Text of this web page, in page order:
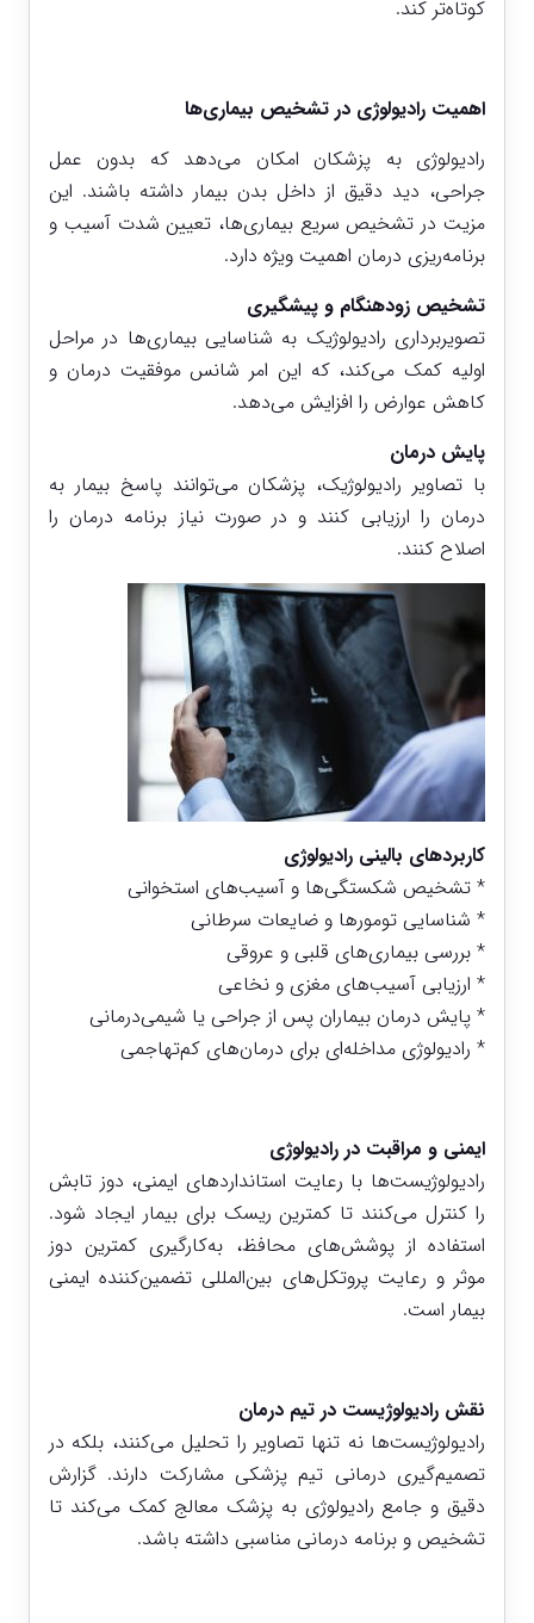
کوتاه‌تر کند.
اهمیت رادیولوژی در تشخیص بیماری‌ها
رادیولوژی به پزشکان امکان می‌دهد که بدون عمل
جراحی، دید دقیق از داخل بدن بیمار داشته باشند. این
مزیت در تشخیص سریع بیماری‌ها، تعیین شدت آسیب و
برنامه‌ریزی درمان اهمیت ویژه دارد.
تشخیص زودهنگام و پیشگیری
تصویربرداری رادیولوژیک به شناسایی بیماری‌ها در مراحل
اولیه کمک می‌کند، که این امر شانس موفقیت درمان و
کاهش عوارض را افزایش می‌دهد.
پایش درمان
با تصاویر رادیولوژیک، پزشکان می‌توانند پاسخ بیمار به
درمان را ارزیابی کنند و در صورت نیاز برنامه درمان را
اصلاح کنند.
کاربردهای بالینی رادیولوژی
* تشخیص شکستگی‌ها و آسیب‌های استخوانی
* شناسایی تومورها و ضایعات سرطانی
* بررسی بیماری‌های قلبی و عروقی
* ارزیابی آسیب‌های مغزی و نخاعی
* پایش درمان بیماران پس از جراحی یا شیمی‌درمانی
* رادیولوژی مداخله‌ای برای درمان‌های کم‌تهاجمی
ایمنی و مراقبت در رادیولوژی
رادیولوژیست‌ها با رعایت استانداردهای ایمنی، دوز تابش
را کنترل می‌کنند تا کمترین ریسک برای بیمار ایجاد شود.
استفاده از پوشش‌های محافظ، به‌کارگیری کمترین دوز
موثر و رعایت پروتکل‌های بین‌المللی تضمین‌کننده ایمنی
بیمار است.
نقش رادیولوژیست در تیم درمان
رادیولوژیست‌ها نه تنها تصاویر را تحلیل می‌کنند، بلکه در
تصمیم‌گیری درمانی تیم پزشکی مشارکت دارند. گزارش
دقیق و جامع رادیولوژی به پزشک معالج کمک می‌کند تا
تشخیص و برنامه درمانی مناسبی داشته باشد.